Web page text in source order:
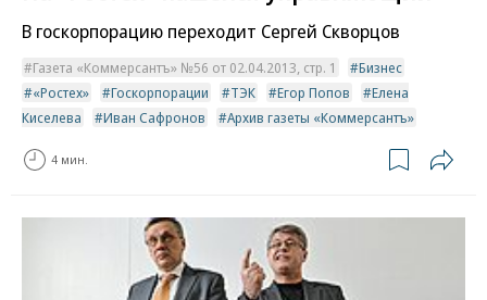
В госкорпорацию переходит Сергей Скворцов
Газета «Коммерсантъ» №56 от 02.04.2013, стр. 1
Бизнес
«Ростех»
Госкорпорации ТЭК Егор Попов
Елена
Киселева
Иван Сафронов Архив газеты «Коммерсантъ»
4 мин.